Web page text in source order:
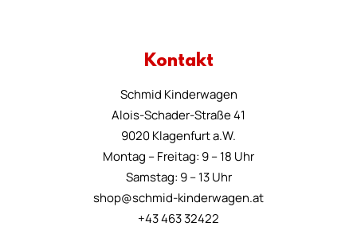
Kontakt
Schmid Kinderwagen
Alois-Schader-Straße 41
9020 Klagenfurt a.W.
Montag – Freitag: 9 – 18 Uhr
Samstag: 9 – 13 Uhr
shop@schmid-kinderwagen.at
+43 463 32422